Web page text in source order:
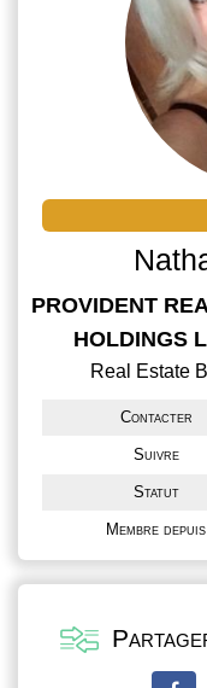
PROVIDENT
HOLDINGS
Real Estate
Contacter
Suivre
Statut
Membre depuis